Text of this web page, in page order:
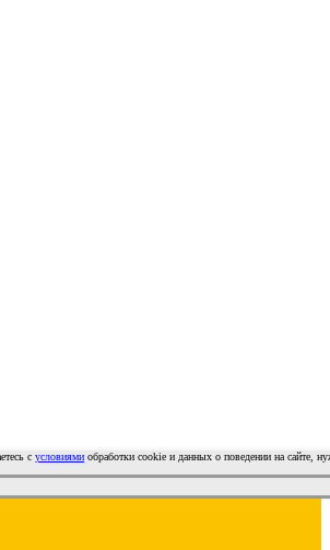
с условиями обработки cookie и данных о поведении на сайте,